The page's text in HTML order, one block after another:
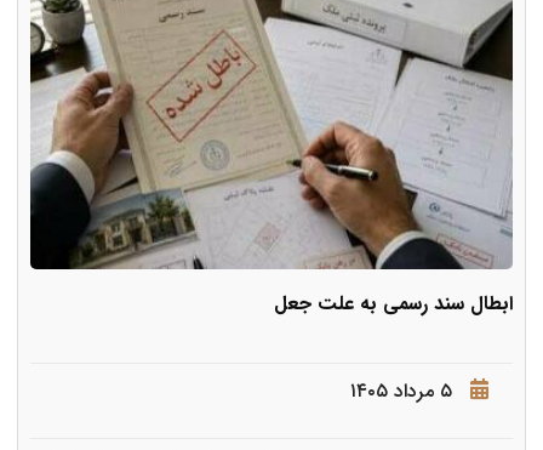
ابطال سند رسمی به علت جعل
۵ مرداد ۱۴۰۵